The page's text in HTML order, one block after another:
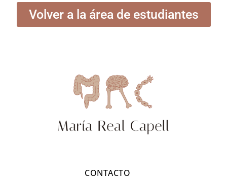
Volver a la área de estudiantes
CONTACTO